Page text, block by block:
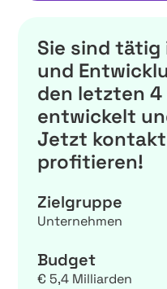
Sie sind tätig
und
den letzten 4
entwickelt
Jetzt
profitieren!
Zielgruppe
Unternehmen
Budget
€ 5,4 Milliarden